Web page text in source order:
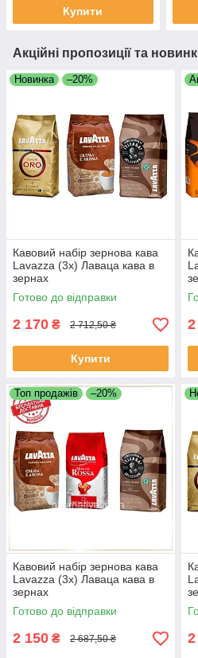
Купити
Акційні пропозиції та
Новинка –20%
Кавовий набір зернова кава
Lavazza (3х) Лаваца кава в
зернах
Готово до відправки
2 170 ₴ 2 712,50 ₴
Купити
Топ продажів –20%
Кавовий набір зернова кава
Lavazza (3х) Лаваца кава в
зернах
Готово до відправки
2 150 ₴ 2 687,50 ₴